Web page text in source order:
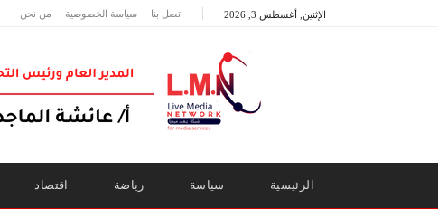
الإثنين, أغسطس 3, 2026 اتصل بنا سياسة الخصوصية من نحن
الرئيسية سياسة رياضة اقتصاد